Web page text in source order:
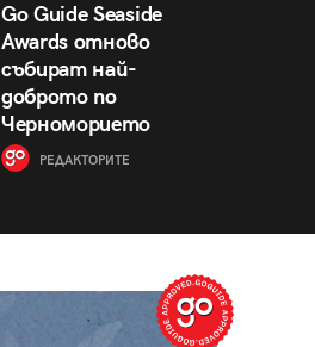
Go Guide Seaside
Awards отново
събират най-
доброто по
Черноморието
РЕДАКТОРИТЕ